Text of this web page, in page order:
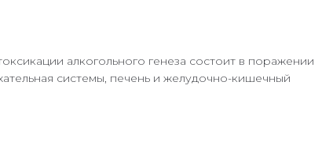
алкогольного генеза состоит в поражении
системы, печень и желудочно-кишечный